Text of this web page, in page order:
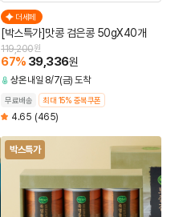
더세페
[박스특가]맛콩 검은콩 50gX40개
119,200원
67% 39,336원
상온 내일 8/7(금) 도착
무료배송 최대 15% 중복쿠폰
4.65 (465)
박스특가